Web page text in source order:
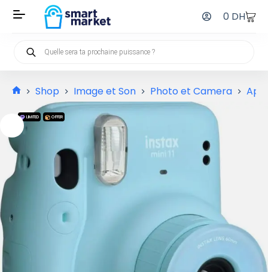
0 DH
Shop Image et Son Photo et Camera
LIMITED OFFER